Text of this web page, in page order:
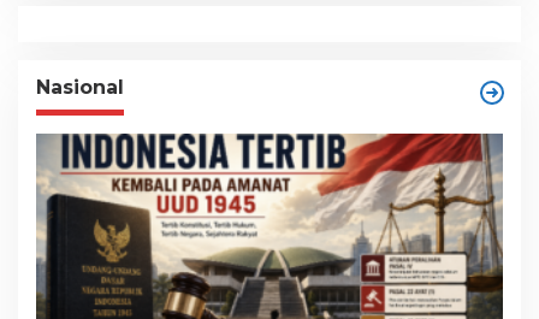
Nasional